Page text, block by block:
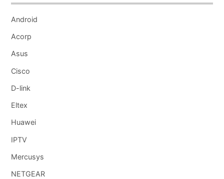
Android
Acorp
Asus
Cisco
D-link
Eltex
Huawei
IPTV
Mercusys
NETGEAR